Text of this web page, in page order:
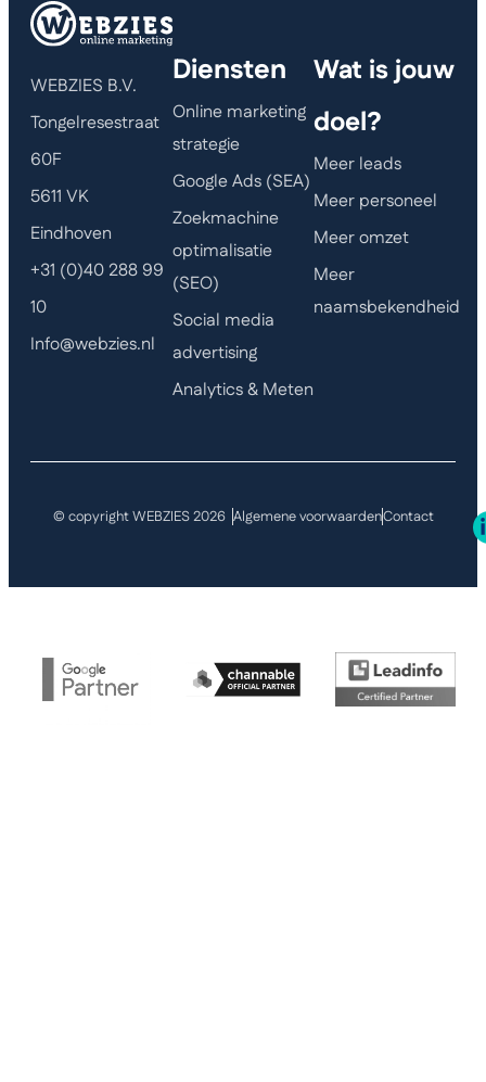
WEBZIES B.V.
Tongelresestraat
60F
5611 VK
Eindhoven
+31 (0)40 288 99
10
Info@webzies.nl
Diensten
Online marketing
strategie
Google Ads (SEA)
Zoekmachine
optimalisatie
(SEO)
Social media
advertising
Analytics & Meten
Wat is jouw
doel?
Meer leads
Meer personeel
Meer omzet
Meer
naamsbekendheid
© copyright WEBZIES 2026 Algemene voorwaardenContact